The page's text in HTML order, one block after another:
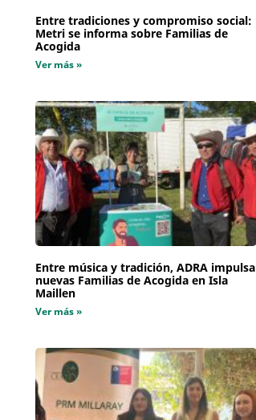
Entre tradiciones y compromiso social:
Metri se informa sobre Familias de
Acogida
Ver más »
Entre música y tradición, ADRA impulsa
nuevas Familias de Acogida en Isla
Maillen
Ver más »